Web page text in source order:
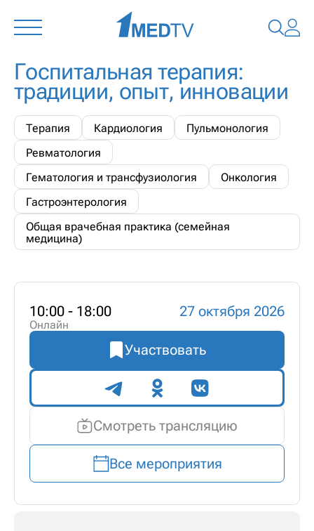
Госпитальная терапия:
традиции, опыт, инновации
Терапия Кардиология
Пульмонология
Ревматология
Гематология и трансфузиология
Онкология
Гастроэнтерология
Общая врачебная практика (семейная
медицина)
10:00 - 18:00 27 октября 2026
Онлайн
Участвовать
Поделиться
Смотреть трансляцию
Все мероприятия